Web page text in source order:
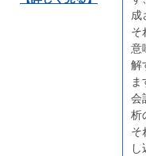
成
そ
意
解
ま
会
析
そ